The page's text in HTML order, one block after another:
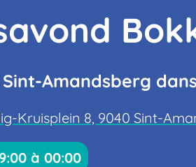
Amandsberg
Kruisplein 8, 9040 Sint-
à 00:00